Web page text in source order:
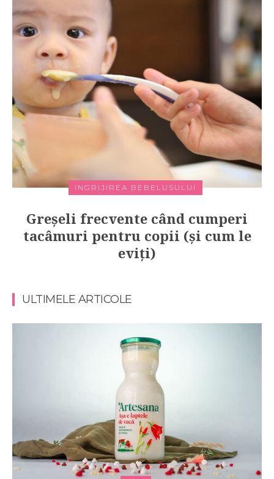
INGRIJIREA BEBELUSULUI
Greșeli frecvente când cumperi
tacâmuri pentru copii (și cum le
eviți)
ULTIMELE ARTICOLE